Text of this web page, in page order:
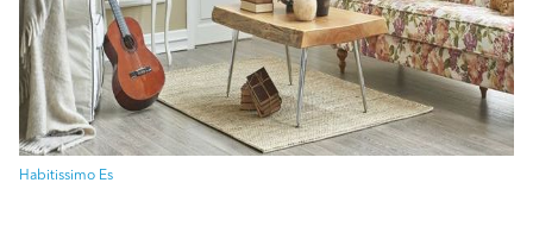
Habitissimo Es